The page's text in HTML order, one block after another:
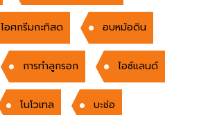
ไอศกรีมกะทิสด อบหม้อดิน
การทำลูกรอก ไอซ์แลนด์
โนโวเทล บะช่อ